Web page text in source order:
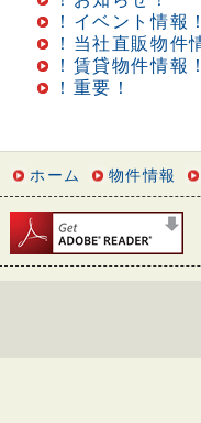
！イベント情報！
！当社直販物件
！賃貸物件情報！
！重要！
ホーム 物件情報